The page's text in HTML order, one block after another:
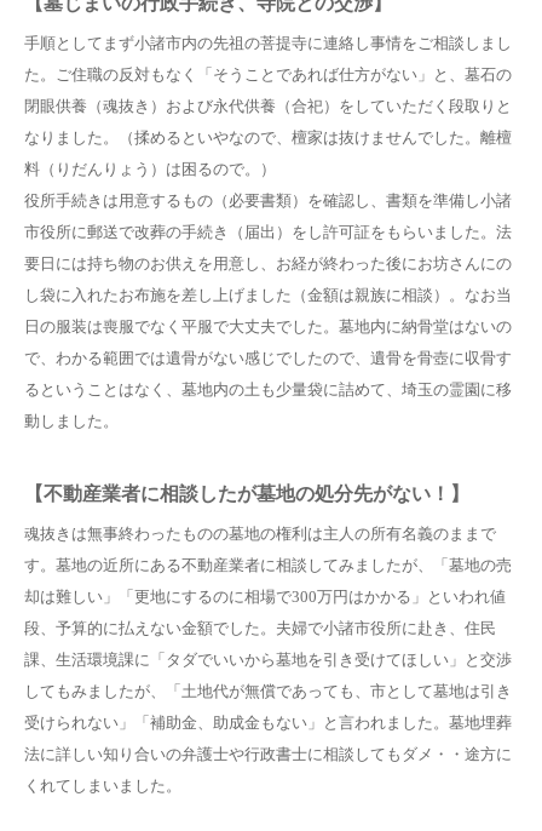
手順としてまず小諸市内の先祖の菩提寺に連絡し事情をご相談しまし
た。ご住職の反対もなく「そうことであれば仕方がない」と、墓石の
閉眼供養（魂抜き）および永代供養（合祀）をしていただく段取りと
なりました。（揉めるといやなので、檀家は抜けませんでした。離檀
料（りだんりょう）は困るので。）
役所手続きは用意するもの（必要書類）を確認し、書類を準備し小諸
市役所に郵送で改葬の手続き（届出）をし許可証をもらいました。法
要日には持ち物のお供えを用意し、お経が終わった後にお坊さんにの
し袋に入れたお布施を差し上げました（金額は親族に相談）。なお当
日の服装は喪服でなく平服で大丈夫でした。墓地内に納骨堂はないの
で、わかる範囲では遺骨がない感じでしたので、遺骨を骨壺に収骨す
るということはなく、墓地内の土も少量袋に詰めて、埼玉の霊園に移
動しました。
【不動産業者に相談したが墓地の処分先がない！】
魂抜きは無事終わったものの墓地の権利は主人の所有名義のままで
す。墓地の近所にある不動産業者に相談してみましたが、「墓地の売
却は難しい」「更地にするのに相場で300万円はかかる」といわれ値
段、予算的に払えない金額でした。夫婦で小諸市役所に赴き、住民
課、生活環境課に「タダでいいから墓地を引き受けてほしい」と交渉
してもみましたが、「土地代が無償であっても、市として墓地は引き
受けられない」「補助金、助成金もない」と言われました。墓地埋葬
法に詳しい知り合いの弁護士や行政書士に相談してもダメ・・途方に
くれてしまいました。